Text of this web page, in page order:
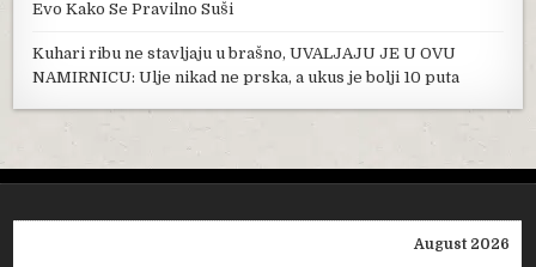
Evo Kako Se Pravilno Suši
Kuhari ribu ne stavljaju u brašno, UVALJAJU JE U OVU
NAMIRNICU: Ulje nikad ne prska, a ukus je bolji 10 puta
August 2026